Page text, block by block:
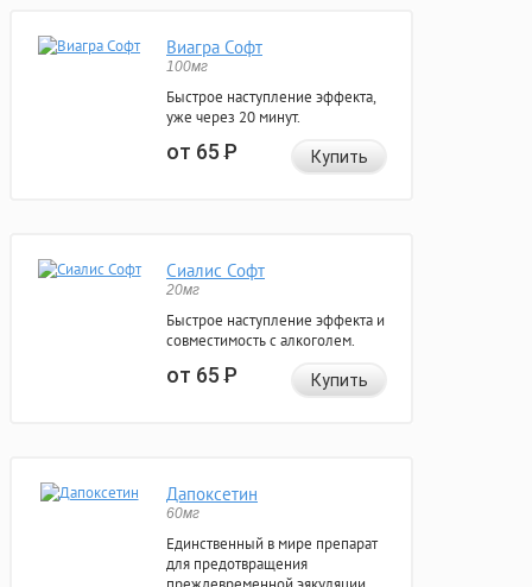
Виагра Софт
100мг
Быстрое наступление эффекта,
уже через 20 минут.
от 65Р Купить
Сиалис Софт
20мг
Быстрое наступление эффекта и
совместимость с алкоголем.
от 65Р Купить
Дапоксетин
60мг
Единственный в мире препарат
для предотвращения